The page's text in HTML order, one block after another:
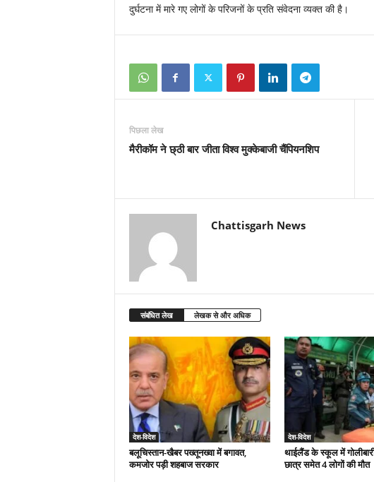
दुर्घटना में मारे गए लोगों के परिजनों के प्रति संवेदना व्यक्त की है।
पिछला लेख
मैरीकॉम ने छ्ठी बार जीता विश्व मुक्केबाजी चैंपियनशिप
Chattisgarh News
संबंधित लेख लेखक से और अधिक
देश-विदेश
बलूचिस्तान-खैबर पख्तूनख्वा में बगावत,
कमजोर पड़ी शहबाज सरकार
देश-विदेश
थाईलैंड के स्कूल में
छात्र समेत 4 लोगों की मौत